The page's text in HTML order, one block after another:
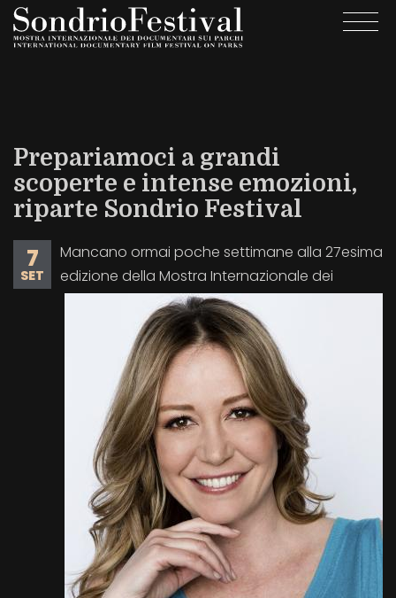
Salta
Prepariamoci a grandi
scoperte e intense emozioni,
riparte Sondrio Festival
7
SET
Mancano ormai poche settimane alla 27esima
edizione della Mostra Internazionale dei